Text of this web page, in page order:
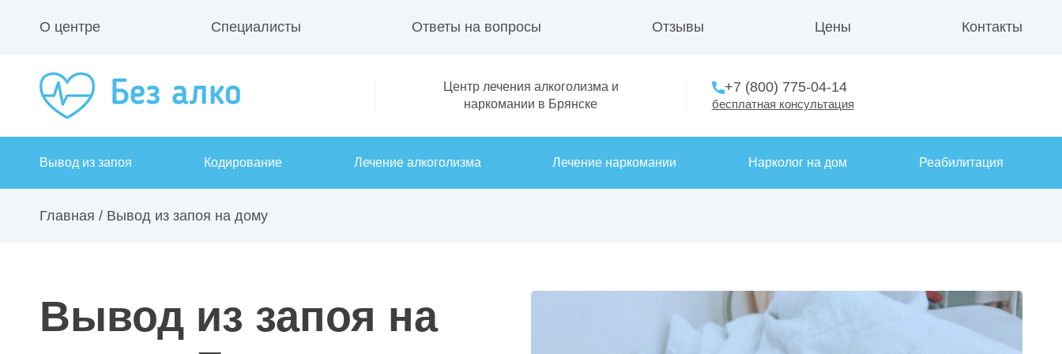
О центре Специалисты Ответы на вопросы Отзывы Цены Контакты
Центр лечения алкоголизма и
наркомании в Брянске
+7 (800) 775-04-14
бесплатная консультация
Вывод из запоя Кодирование Лечение алкоголизма Лечение наркомании Нарколог на дом Реабилитация
Главная / Вывод из запоя на дому
Вывод из запоя на